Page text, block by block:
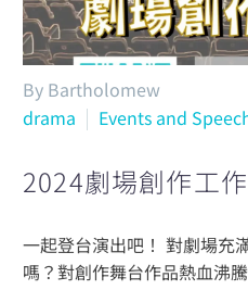
By Bartholomew
drama
Events and
2024劇場創作工
一起登台演出吧！ 對劇場充
嗎？對創作舞台作品熱血沸